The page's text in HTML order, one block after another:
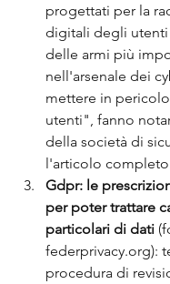
progettati per la
digitali degli
delle armi più
nell'arsenale dei
mettere in
utenti", fanno
della società di
l'articolo
Gdpr: le
per poter trattare
particolari di dati
federprivacy.org):
procedura di